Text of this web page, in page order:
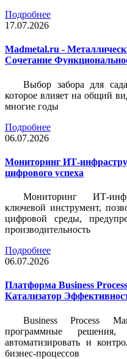
Подробнее
17.07.2026
Madmetal.ru -
Сочетание
Выбор забора для
которое влияет на общий
многие годы
Подробнее
06.07.2026
Мониторинг ИТ-
цифрового успеха
Мониторинг ИТ-
ключевой инструмент,
цифровой среды,
производительность
Подробнее
06.07.2026
Платформа Business
Катализатор
Business Process
программные решения,
автоматизировать и
бизнес-процессов